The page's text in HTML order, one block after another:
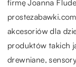
firmę Joanna
akcesoriów dla
produktów takich
drewniane,